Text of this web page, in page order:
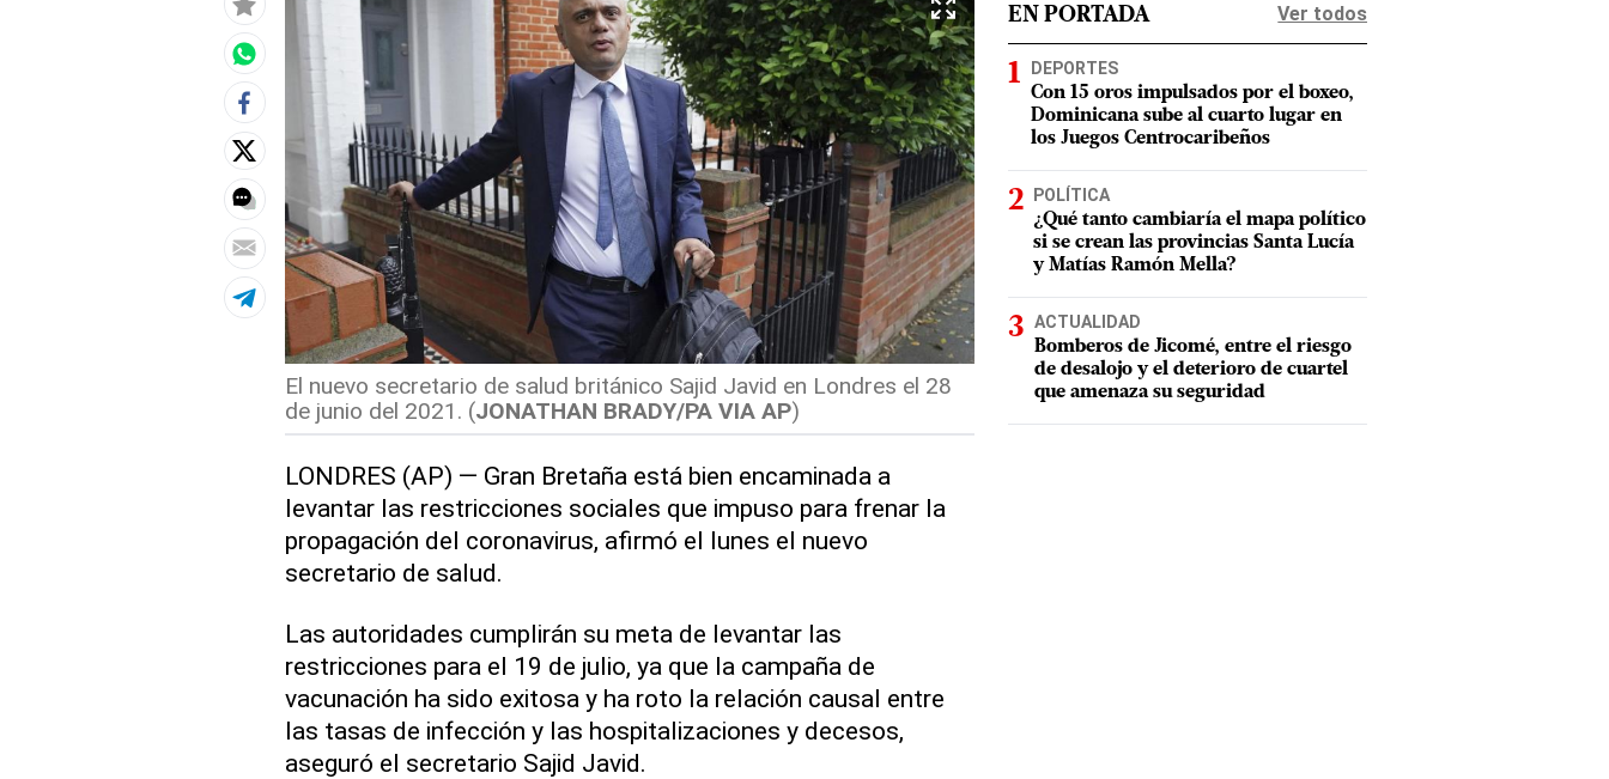
El nuevo secretario de salud británico Sajid Javid en Londres el 28
de junio del 2021. (JONATHAN BRADY/PA VIA AP)
LONDRES (AP) — Gran Bretaña está bien encaminada a
levantar las restricciones sociales que impuso para frenar la
propagación del coronavirus, afirmó el lunes el nuevo
secretario de salud.
Las autoridades cumplirán su meta de levantar las
restricciones para el 19 de julio, ya que la campaña de
vacunación ha sido exitosa y ha roto la relación causal entre
las tasas de infección y las hospitalizaciones y decesos,
aseguró el secretario Sajid Javid.
EN PORTADA Ver todos
DEPORTES
Con 15 oros impulsados por el boxeo,
Dominicana sube al cuarto lugar en
los Juegos Centrocaribeños
POLÍTICA
¿Qué tanto cambiaría el mapa político
si se crean las provincias Santa Lucía
y Matías Ramón Mella?
ACTUALIDAD
Bomberos de Jicomé, entre el riesgo
de desalojo y el deterioro de cuartel
que amenaza su seguridad